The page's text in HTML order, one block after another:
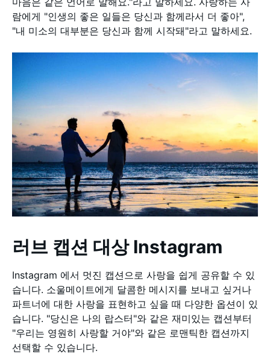
람에게 "인생의 좋은 일들은 당신과 함께라서 더 좋아",
"내 미소의 대부분은 당신과 함께 시작돼"라고 말하세요.
러브 캡션 대상 Instagram
Instagram 에서 멋진 캡션으로 사랑을 쉽게 공유할 수 있
습니다. 소울메이트에게 달콤한 메시지를 보내고 싶거나
파트너에 대한 사랑을 표현하고 싶을 때 다양한 옵션이 있
습니다. "당신은 나의 랍스터"와 같은 재미있는 캡션부터
"우리는 영원히 사랑할 거야"와 같은 로맨틱한 캡션까지
선택할 수 있습니다.